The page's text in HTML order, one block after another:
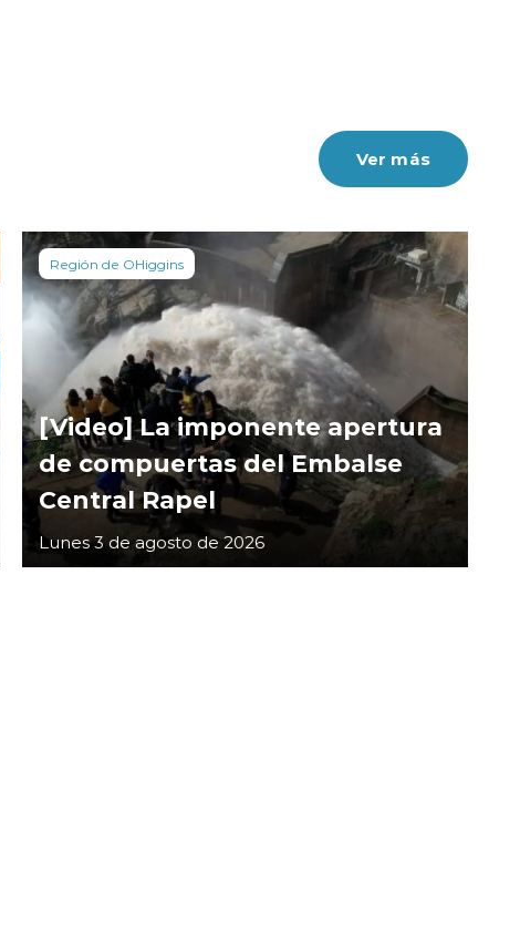
Ver más
Región de OHiggins
[Video] La imponente apertura
de compuertas del Embalse
Central Rapel
Lunes 3 de agosto de 2026